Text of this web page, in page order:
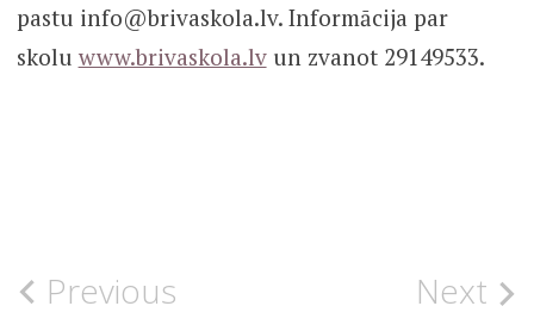
pastu info@brivaskola.lv. Informācija par
skolu www.brivaskola.lvun zvanot 29149533.
UNCATEGORISED
Post
Previous Next